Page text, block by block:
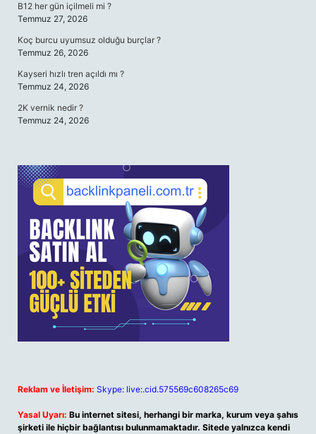
B12 her gün içilmeli mi ?
Temmuz 27, 2026
Koç burcu uyumsuz olduğu burçlar ?
Temmuz 26, 2026
Kayseri hızlı tren açıldı mı ?
Temmuz 24, 2026
2K vernik nedir ?
Temmuz 24, 2026
Reklam ve İletişim: Skype: live:.cid.575569c608265c69
Yasal Uyarı: Bu internet sitesi, herhangi bir marka, kurum veya şahıs
şirketi ile hiçbir bağlantısı bulunmamaktadır. Sitede yalnızca kendi